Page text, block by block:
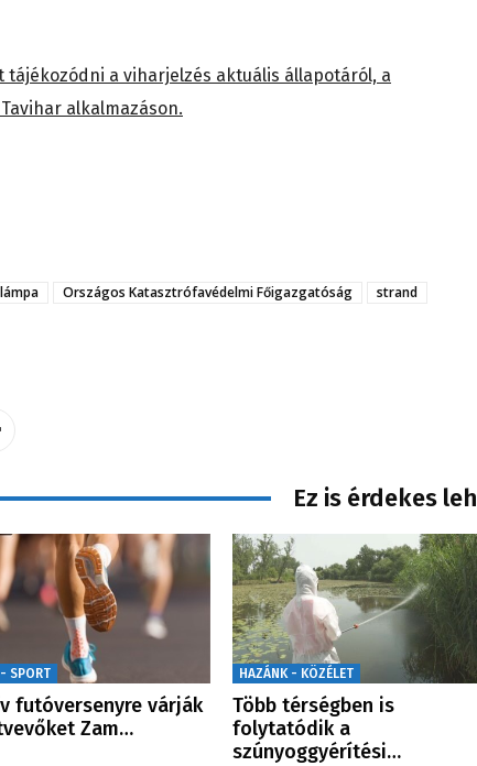
a viharjelzés aktuális állapotáról, a
alkalmazáson.
lámpa Országos Katasztrófavédelmi Főigazgatóság
strand
Ez is érdekes
SPORT
futóversenyre várják
Zam…
HAZÁNK - KÖZÉLET
Több térségben is
folytatódik a
szúnyoggyérítési…